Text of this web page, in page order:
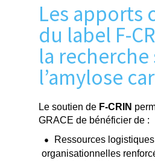
Les apports
du label F-
la recherche
l’amylose
Le soutien de F-CRIN
GRACE de bénéficier de :
Ressources
organisationnelles